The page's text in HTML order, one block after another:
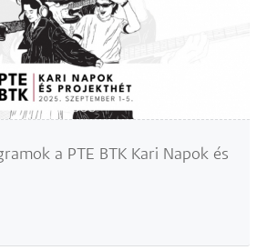
a PTE BTK Kari Napok és